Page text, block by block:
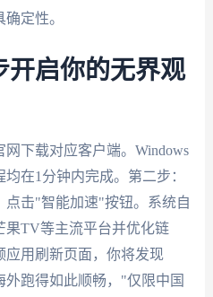
定性。
开启你的无界观
下载对应客户端。Windows
在1分钟内完成。第二步：
点击"智能加速"按钮。系统自
果TV等主流平台并优化链
应用刷新页面，你将发现
外跑得如此顺畅，"仅限中国